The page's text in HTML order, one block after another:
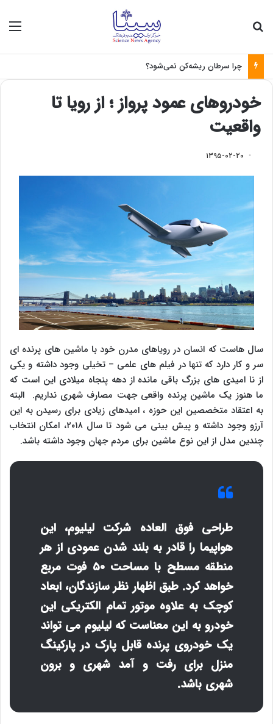
چرا سرطان ریشه‌کن نمی‌شود؟
خودروهای عمود پرواز ؛ از رویا تا
واقعیت
۱۳۹۵-۰۲-۲۰
سال هاست که انسان در رویاهای مدرن خود با ماشین های پرنده ای
سر و کار دارد که تنها در فیلم های علمی – تخیلی وجود داشته و یکی
از نا امیدی های بزرگ باقی مانده از دهه پنجاه میلادی این است که
ما هنوز یک ماشین پرنده واقعی جهت مصارف شهری نداریم. البته
به اعتقاد متخصصین این حوزه ، امیدهای زیادی برای رسیدن به این
آرزو وجود داشته و پیش بینی می شود تا سال ۲۰۱۸، امکان انتخاب
چندین مدل از این نوع ماشین برای مردم جهان وجود داشته باشد.
طراحی فوق العاده شرکت لیلیوم، این
هواپیما را قادر به بلند شدن عمودی از هر
منطقه مسطح با مساحت ۵۰ فوت مربع
خواهد کرد. طبق اظهار نظر سازندگان، ابعاد
کوچک به علاوه موتور تمام الکتریکی این
خودرو به این معناست که لیلیوم می تواند
یک خودروی پرنده قابل پارک در پارکینگ
منزل برای رفت و آمد شهری و برون
شهری باشد.